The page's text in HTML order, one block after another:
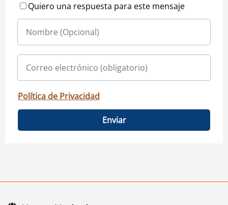
Quiero una respuesta para este mensaje
Política de Privacidad
Enviar